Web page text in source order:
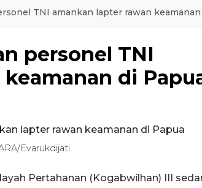
TNI amankan lapter rawan keamanan
personel TNI
di
Evarukdijati
Pertahanan (Kogabwilhan) III